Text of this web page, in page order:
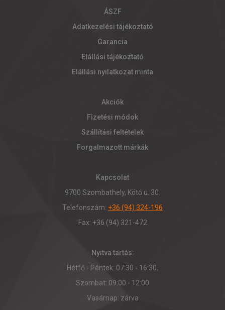
ÁSZF
Adatkezelési tájékoztató
Garancia
Elállási tájékoztató
Elállási nyilatkozat minta
Akciók
Fizetési módok
Szállítási feltételek
Forgalmazott márkák
Kapcsolat
9700 Szombathely, Kötő u. 30.
Telefonszám: +36 (94) 324-196
Fax: +36 (94) 321-472
Nyitva tartás:
Hétfő - Péntek: 07:30 - 16:30,
Szombat: 09:00 - 12:00
Vasárnap: zárva